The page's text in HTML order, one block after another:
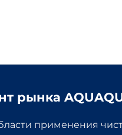
рынка
применения